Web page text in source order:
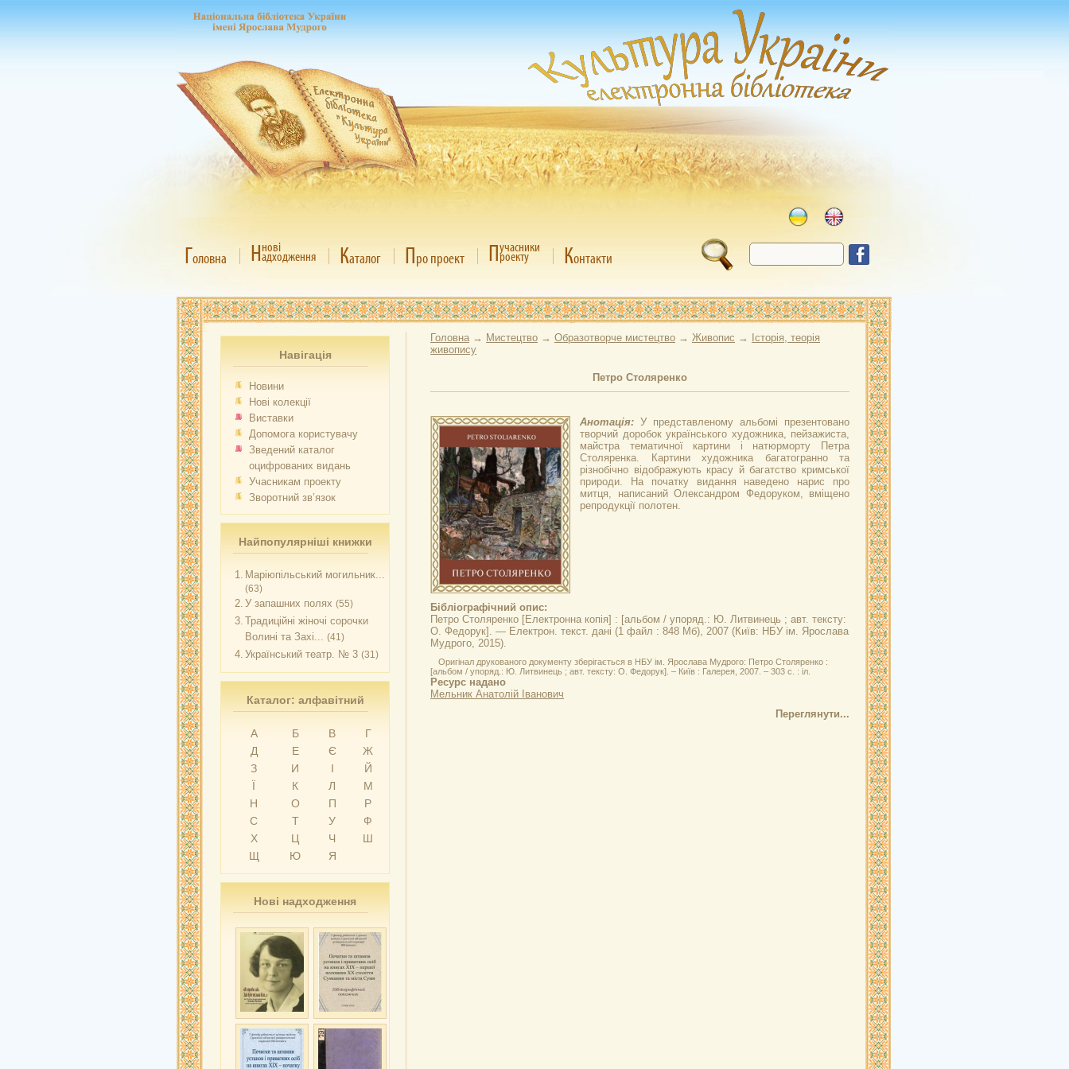
Головна Ннові
адходження Каталог Про проект Пучасники
роекту Контакти
Навігація
Новини
Нові колекції
Виставки
Допомога користувачу
Зведений каталог
оцифрованих видань
Учасникам проекту
Зворотний зв’язок
Найпопулярніші книжки
1. Маріюпільський могильник...
(63)
2. У запашних полях (55)
3. Традиційні жіночі сорочки
Волині та Захі... (41)
4. Український театр. № 3 (31)
Каталог: алфавітний
А Б В
Г
Д
Е Є
Ж
З
И І
Й
Ї
К Л
М
Н
О П
Р
С
Т У
Ф
Х
Ц Ч
Ш
Щ
Ю Я
Нові надходження
Головна → Мистецтво → Образотворче мистецтво → Живопис →
Історія, теорія
живопису
Петро Столяренко
Анотація: У представленому альбомі презентовано
творчий доробок українського художника, пейзажиста,
майстра тематичної картини і натюрморту Петра
Столяренка. Картини художника багатогранно та
різнобічно відображують красу й багатство кримської
природи. На початку видання наведено нарис про
митця, написаний Олександром Федоруком, вміщено
репродукції полотен.
Бібліографічний опис:
Петро Столяренко [Електронна копія] : [альбом / упоряд.: Ю. Литвинець ; авт. тексту:
О. Федорук]. — Електрон. текст. дані (1 файл : 848 Мб), 2007 (Київ: НБУ ім. Ярослава
Мудрого, 2015).
Оригінал друкованого документу зберігається в НБУ ім. Ярослава Мудрого: Петро Столяренко :
[альбом / упоряд.: Ю. Литвинець ; авт. тексту: О. Федорук]. – Київ : Галерея, 2007. – 303 с. : іл.
Ресурс надано
Мельник Анатолій Іванович
Переглянути...